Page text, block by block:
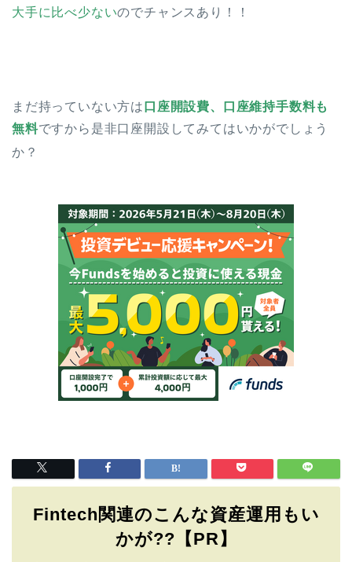
大手に比べ少ないのでチャンスあり！！
まだ持っていない方は 口座開設費、口座維持手数料も
無料ですから是非口座開設してみてはいかがでしょう
か？
Fintech関連のこんな資産運用もい
かが??【PR】